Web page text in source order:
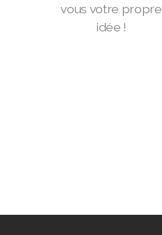
vous votre propre
idée !